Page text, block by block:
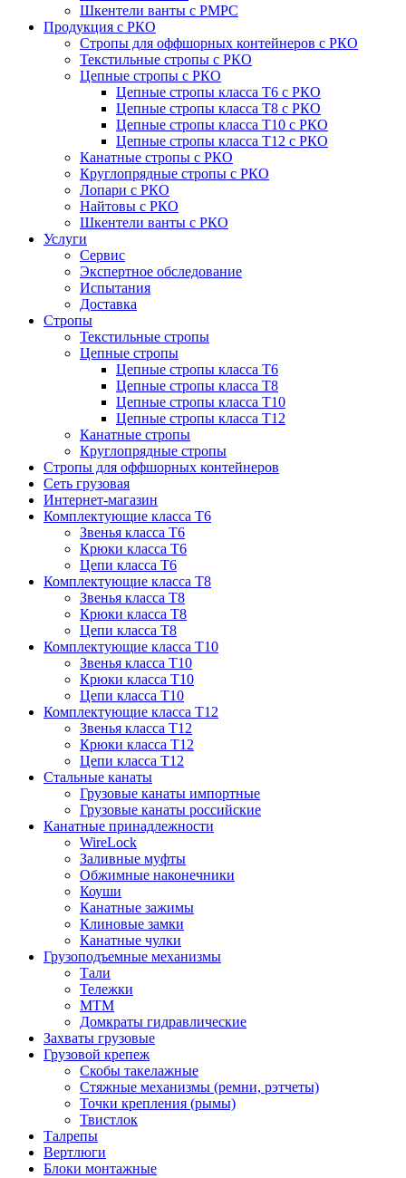
Шкентели ванты с РМРС
Продукция с РКО
Стропы для оффшорных контейнеров с РКО
Текстильные стропы с РКО
Цепные стропы с РКО
Цепные стропы класса T6 с РКО
Цепные стропы класса T8 с РКО
Цепные стропы класса T10 с РКО
Цепные стропы класса T12 с РКО
Канатные стропы с РКО
Круглопрядные стропы с РКО
Лопари с РКО
Найтовы с РКО
Шкентели ванты с РКО
Услуги
Сервис
Экспертное обследование
Испытания
Доставка
Стропы
Текстильные стропы
Цепные стропы
Цепные стропы класса T6
Цепные стропы класса T8
Цепные стропы класса T10
Цепные стропы класса T12
Канатные стропы
Круглопрядные стропы
Стропы для оффшорных контейнеров
Сеть грузовая
Интернет-магазин
Комплектующие класса Т6
Звенья класса Т6
Крюки класса Т6
Цепи класса Т6
Комплектующие класса Т8
Звенья класса T8
Крюки класса T8
Цепи класса T8
Комплектующие класса T10
Звенья класса T10
Крюки класса T10
Цепи класса T10
Комплектующие класса Т12
Звенья класса T12
Крюки класса T12
Цепи класса T12
Стальные канаты
Грузовые канаты импортные
Грузовые канаты российские
Канатные принадлежности
WireLock
Заливные муфты
Обжимные наконечники
Коуши
Канатные зажимы
Клиновые замки
Канатные чулки
Грузоподъемные механизмы
Тали
Тележки
МТМ
Домкраты гидравлические
Захваты грузовые
Грузовой крепеж
Скобы такелажные
Стяжные механизмы (ремни, рэтчеты)
Точки крепления (рымы)
Твистлок
Талрепы
Вертлюги
Блоки монтажные